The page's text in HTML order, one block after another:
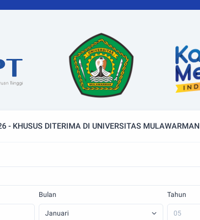
- KHUSUS DITERIMA DI UNIVERSITAS MULAWARMAN
Bulan Tahun